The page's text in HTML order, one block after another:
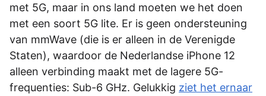
met 5G, maar in ons land moeten we het doen
met een soort 5G lite. Er is geen ondersteuning
van mmWave (die is er alleen in de Verenigde
Staten), waardoor de Nederlandse iPhone 12
alleen verbinding maakt met de lagere 5G-
frequenties: Sub-6 GHz. Gelukkig ziet het ernaar